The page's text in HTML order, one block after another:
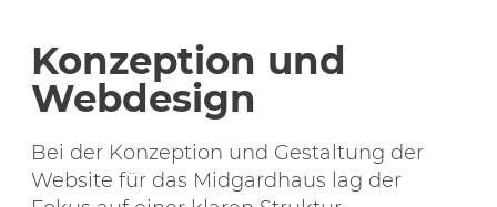
Konzeption und
Webdesign
Bei der Konzeption und Gestaltung der
Website für das Midgardhaus lag der